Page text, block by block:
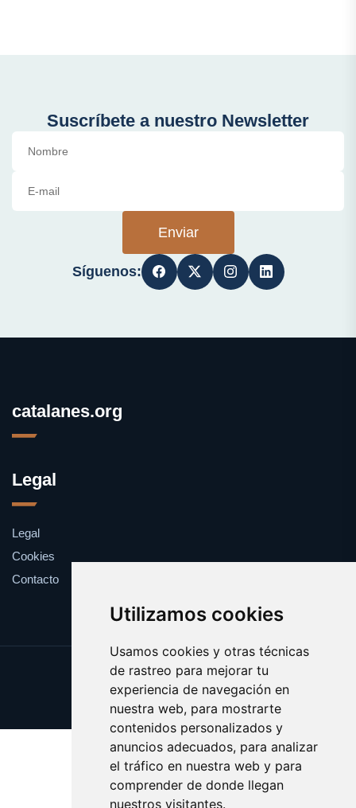
Utilizamos cookies
Usamos cookies y otras técnicas
de rastreo para mejorar tu
experiencia de navegación en
nuestra web, para mostrarte
contenidos personalizados y
anuncios adecuados, para analizar
el tráfico en nuestra web y para
comprender de donde llegan
nuestros visitantes.
Suscríbete a nuestro Newsletter
Enviar
Síguenos:
catalanes.org
Legal
Legal
Cookies
Contacto
Update cookies preferences
Copyright © 2025 catalanes.org